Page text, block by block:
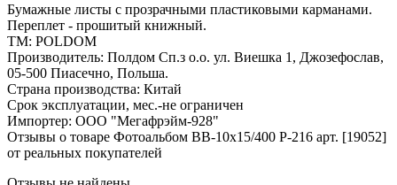
Бумажные листы с прозрачными пластиковыми карманами.
Переплет - прошитый книжный.
ТМ: POLDOM
Производитель: Полдом Сп.з о.о. ул. Виешка 1, Джозефослав,
05-500 Пиасечно, Польша.
Страна производства: Китай
Срок эксплуатации, мес.-не ограничен
Импортер: ООО "Мегафрэйм-928"
Отзывы о товаре Фотоальбом BB-10x15/400 P-216 арт. [19052]
от реальных покупателей